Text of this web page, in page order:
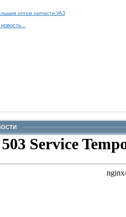
оптом запчасти УАЗ